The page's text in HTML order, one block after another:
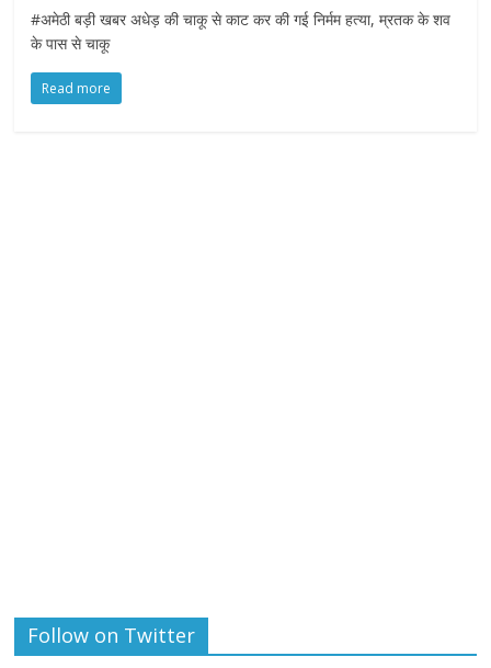
#अमेठी बड़ी खबर अधेड़ की चाकू से काट कर की गई निर्मम हत्या, म्रतक के शव
के पास से चाकू
Read more
Follow on Twitter